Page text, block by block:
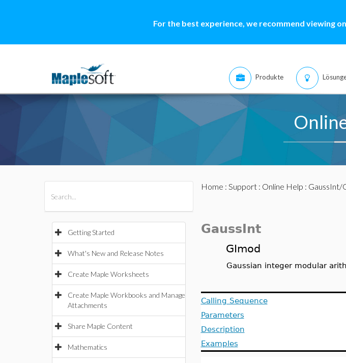
For the best experience, we recommend viewing
Produkte
Getting Started
What's New and Release Notes
Create Maple Worksheets
Create Maple Workbooks and Manage
Attachments
Share Maple Content
Mathematics
Home : Support: Online Help : GaussInt/
GaussInt
GImod
Gaussian integer modular
Calling Sequence
Parameters
Description
Examples